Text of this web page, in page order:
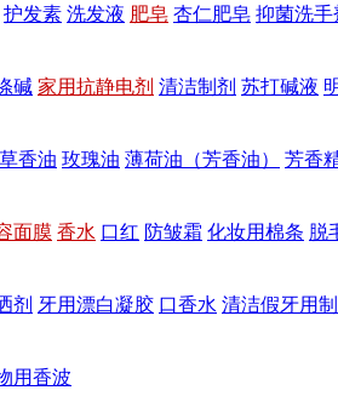
护发素 洗发液 肥皂 杏仁肥皂 抑菌洗手
碱 家用抗静电剂 清洁制剂 苏打碱液
香油 玫瑰油 薄荷油（芳香油） 芳香
面膜 香水 口红 防皱霜 化妆用棉条 脱
剂 牙用漂白凝胶 口香水 清洁假牙用
用香波